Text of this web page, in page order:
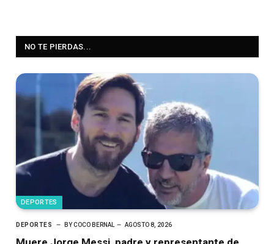
NO TE PIERDAS...
DEPORTES
DEPORTES BYCOCO BERNAL AGOSTO 8, 2026